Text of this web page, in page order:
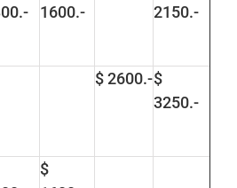
1600.- 2150.-
$ 2600.-$
3250.-
$